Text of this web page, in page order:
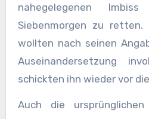
nahegelegenen
Siebenmorgen zu
wollten nach seinen
Auseinandersetzung
schickten ihn wieder vor
Auch die